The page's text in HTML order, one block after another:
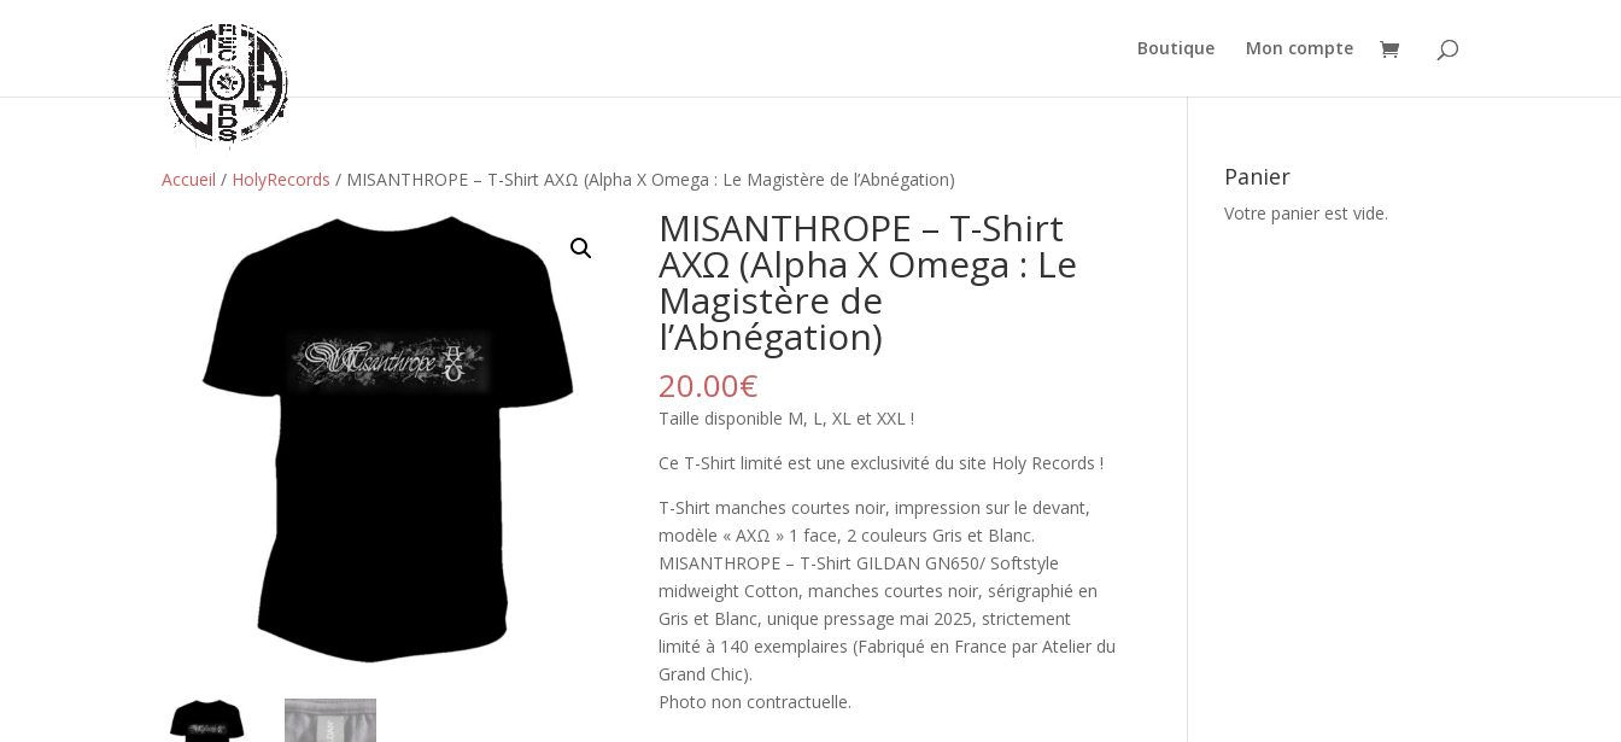
Boutique Mon compte
Accueil / HolyRecords / MISANTHROPE – T-Shirt ΑXΩ (Alpha X Omega : Le Magistère de l’Abnégation)
MISANTHROPE – T-Shirt
ΑXΩ (Alpha X Omega : Le
Magistère de
l’Abnégation)
20.00€
Taille disponible M, L, XL et XXL !
Ce T-Shirt limité est une exclusivité du site Holy Records !
T-Shirt manches courtes noir, impression sur le devant,
modèle « ΑXΩ » 1 face, 2 couleurs Gris et Blanc.
MISANTHROPE – T-Shirt GILDAN GN650/ Softstyle
midweight Cotton, manches courtes noir, sérigraphié en
Gris et Blanc, unique pressage mai 2025, strictement
limité à 140 exemplaires (Fabriqué en France par Atelier du
Grand Chic).
Photo non contractuelle.
Panier
Votre panier est vide.